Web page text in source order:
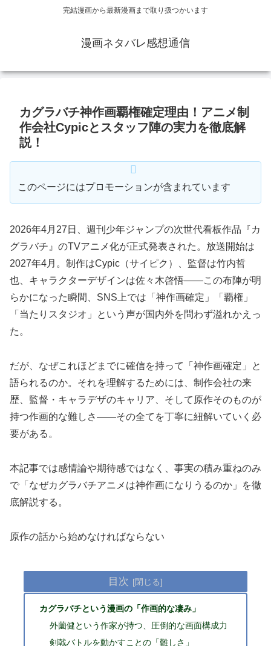
完結漫画から最新漫画まで取り扱つかいます
漫画ネタバレ感想通信
カグラバチ神作画覇権確定理由！アニメ制
作会社Cypicとスタッフ陣の実力を徹底解
説！
このページにはプロモーションが含まれています
2026年4月27日、週刊少年ジャンプの次世代看板作品『カ
グラバチ』のTVアニメ化が正式発表された。放送開始は
2027年4月。制作はCypic（サイピク）、監督は竹内哲
也、キャラクターデザインは佐々木啓悟——この布陣が明
らかになった瞬間、SNS上では「神作画確定」「覇権」
「当たりスタジオ」という声が国内外を問わず溢れかえっ
た。
だが、なぜこれほどまでに確信を持って「神作画確定」と
語られるのか。それを理解するためには、制作会社の来
歴、監督・キャラデザのキャリア、そして原作そのものが
持つ作画的な難しさ——その全てを丁寧に紐解いていく必
要がある。
本記事では感情論や期待感ではなく、事実の積み重ねのみ
で「なぜカグラバチアニメは神作画になりうるのか」を徹
底解説する。
原作の話から始めなければならない
目次
カグラバチという漫画の「作画的な凄み」
外薗健という作家が持つ、圧倒的な画面構成力
剣戟バトルを動かすことの「難しさ」